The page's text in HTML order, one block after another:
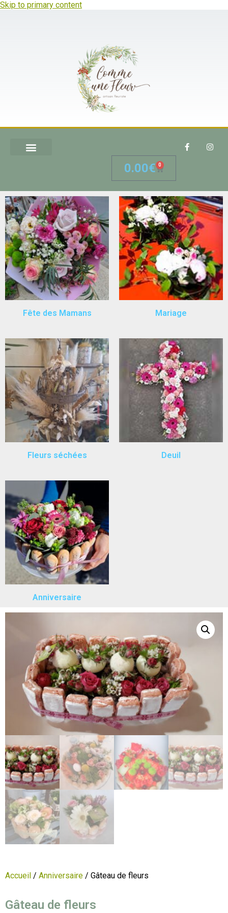
Skip to primary content
0.00€ 0
Fête des Mamans Mariage
Fleurs séchées Deuil
Anniversaire
Accueil / Anniversaire / Gâteau de fleurs
Gâteau de fleurs